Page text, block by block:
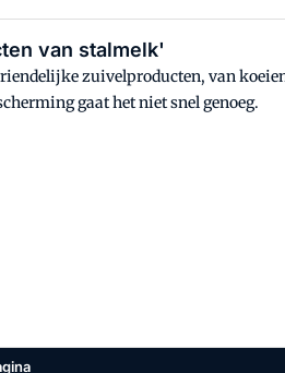
van stalmelk'
koeien die de wei in mogen, in supermarkten neemt
gaat het niet snel genoeg.